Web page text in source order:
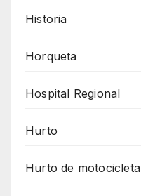
Historia
Horqueta
Hospital Regional
Hurto
Hurto de motocicleta